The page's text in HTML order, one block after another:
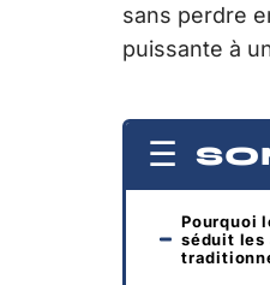
sans perdre
puissante à
Pourquoi
séduit les